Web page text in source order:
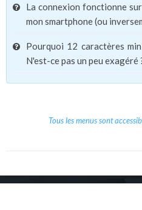
La connexion fonctionne
mon smartphone (ou
Pourquoi 12 caractères
N'est-ce pas un peu exagéré
Tous les menus sont